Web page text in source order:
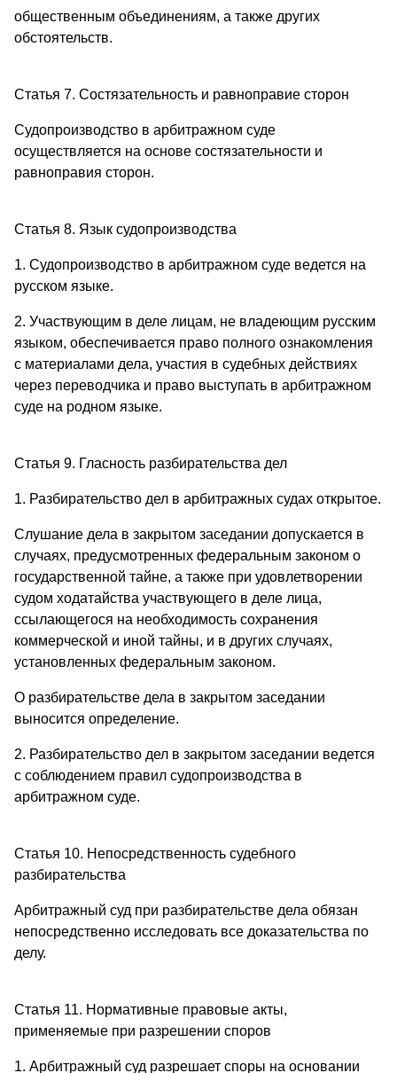
общественным объединениям, а также других
обстоятельств.
Статья 7. Состязательность и равноправие сторон
Судопроизводство в арбитражном суде
осуществляется на основе состязательности и
равноправия сторон.
Статья 8. Язык судопроизводства
1. Судопроизводство в арбитражном суде ведется на
русском языке.
2. Участвующим в деле лицам, не владеющим русским
языком, обеспечивается право полного ознакомления
с материалами дела, участия в судебных действиях
через переводчика и право выступать в арбитражном
суде на родном языке.
Статья 9. Гласность разбирательства дел
1. Разбирательство дел в арбитражных судах открытое.
Слушание дела в закрытом заседании допускается в
случаях, предусмотренных федеральным законом о
государственной тайне, а также при удовлетворении
судом ходатайства участвующего в деле лица,
ссылающегося на необходимость сохранения
коммерческой и иной тайны, и в других случаях,
установленных федеральным законом.
О разбирательстве дела в закрытом заседании
выносится определение.
2. Разбирательство дел в закрытом заседании ведется
с соблюдением правил судопроизводства в
арбитражном суде.
Статья 10. Непосредственность судебного
разбирательства
Арбитражный суд при разбирательстве дела обязан
непосредственно исследовать все доказательства по
делу.
Статья 11. Нормативные правовые акты,
применяемые при разрешении споров
1. Арбитражный суд разрешает споры на основании